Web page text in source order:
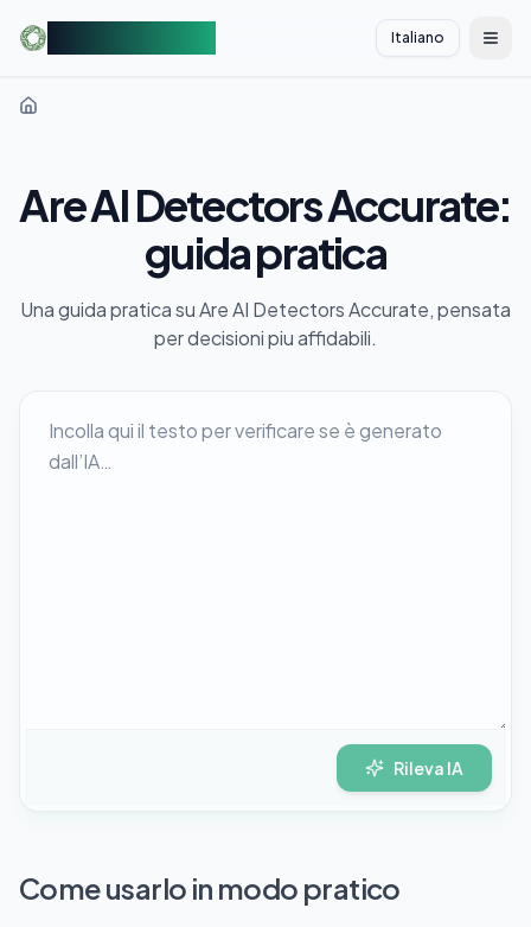
Italiano 切换
Are AI Detectors Accurate:
guida pratica
Una guida pratica su Are AI Detectors Accurate, pensata
per decisioni piu affidabili.
Rileva IA
Come usarlo in modo pratico